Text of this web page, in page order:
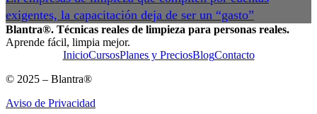
exigentes, la capacitación deja de ser un “gasto”
Blantra®. Técnicas reales de limpieza para personas reales.
Aprende fácil, limpia mejor.
InicioCursosPlanes y PreciosBlogContacto
© 2025 – Blantra®
Aviso de Privacidad